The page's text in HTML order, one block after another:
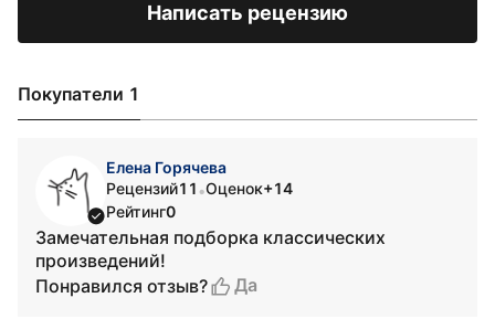
Написать рецензию
Покупатели 1
Елена Горячева
Рецензий11 •Оценок+14
Рейтинг0
Замечательная подборка классических
произведений!
Понравился отзыв?
Да